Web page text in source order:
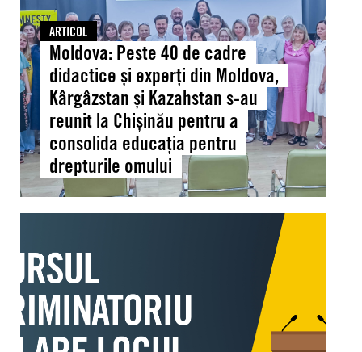
didactice
și
experți
din
Moldova,
Kârgâzstan
și
Kazahstan
s-
au
pentru
a
consolida
educația
pentru
ARTICOL
Moldova: Peste 40 de cadre
didactice și experți din Moldova,
Kârgâzstan și Kazahstan s-au
reunit la Chișinău pentru a
consolida educația pentru
drepturile omului
PUBLIC
la
discurs
parlamentar
responsabil